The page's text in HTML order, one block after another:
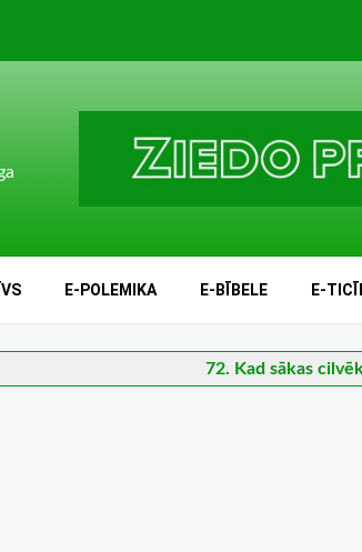
E-POLEMIKA E-BĪBELE E-
72. Kad sākas